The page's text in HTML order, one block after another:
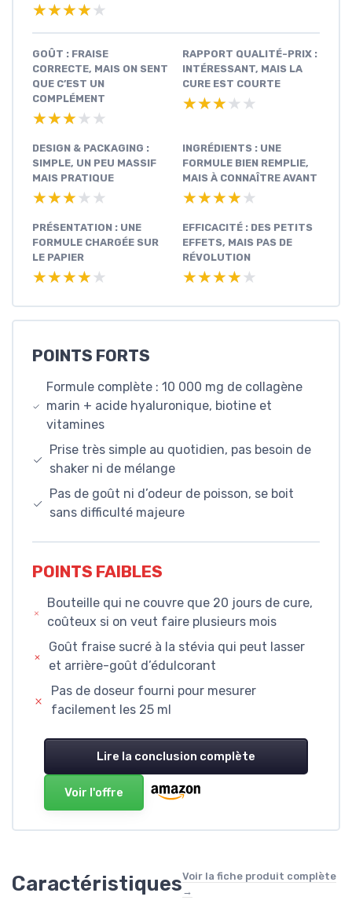
★★★★★
★★★★★
GOÛT : FRAISE
CORRECTE, MAIS ON SENT
QUE C’EST UN
COMPLÉMENT
★★★★★
★★★★★
RAPPORT QUALITÉ-PRIX :
INTÉRESSANT, MAIS LA
CURE EST COURTE
★★★★★
★★★★★
DESIGN & PACKAGING :
SIMPLE, UN PEU MASSIF
MAIS PRATIQUE
★★★★★
★★★★★
INGRÉDIENTS : UNE
FORMULE BIEN REMPLIE,
MAIS À CONNAÎTRE AVANT
★★★★★
★★★★★
PRÉSENTATION : UNE
FORMULE CHARGÉE SUR
LE PAPIER
★★★★★
★★★★★
EFFICACITÉ : DES PETITS
EFFETS, MAIS PAS DE
RÉVOLUTION
★★★★★
★★★★★
POINTS FORTS
Formule complète : 10 000 mg de collagène
marin + acide hyaluronique, biotine et
vitamines
Prise très simple au quotidien, pas besoin de
shaker ni de mélange
Pas de goût ni d’odeur de poisson, se boit
sans difficulté majeure
POINTS FAIBLES
Bouteille qui ne couvre que 20 jours de cure,
coûteux si on veut faire plusieurs mois
Goût fraise sucré à la stévia qui peut lasser
et arrière-goût d’édulcorant
Pas de doseur fourni pour mesurer
facilement les 25 ml
Lire la conclusion complète
Voir l'offre
CaractéristiquesVoir la fiche produit complète
→